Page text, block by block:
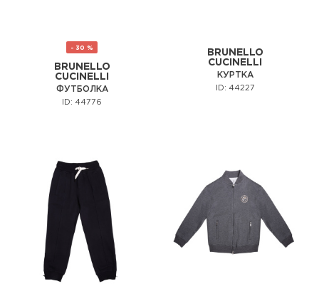
- 30 %
BRUNELLO
CUCINELLI
ФУТБОЛКА
ID: 44776
BRUNELLO
CUCINELLI
КУРТКА
ID: 44227